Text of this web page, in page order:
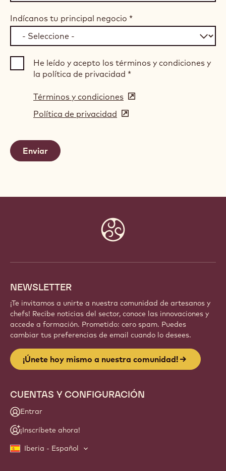
Indícanos tu principal negocio *
He leído y acepto los términos y condiciones y
la política de privacidad *
Términos y condiciones (opens
in
Política de privacidad (opens
NEWSLETTER
¡Te invitamos a unirte a nuestra comunidad de artesanos y
chefs! Recibe noticias del sector, conoce las innovaciones y
accede a formación. Prometido: cero spam. Puedes
cambiar tus preferencias de email cuando lo desees.
¡Únete hoy mismo a nuestra comunidad!
CUENTAS Y CONFIGURACIÓN
Entrar
¡Inscríbete ahora!
Iberia - Español